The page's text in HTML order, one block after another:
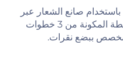
صانع الشعار عبر
الإنترنت. اتبع هذه العملية البسيطة المكونة من 3 خطوات
نقرات.‬